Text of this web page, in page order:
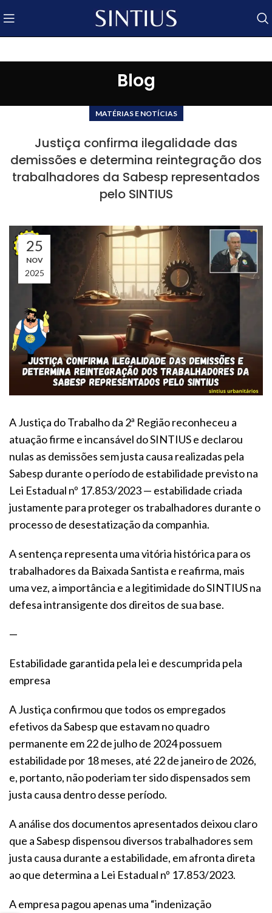
Blog
MATÉRIAS E NOTÍCIAS
Justiça confirma ilegalidade das
demissões e determina reintegração dos
trabalhadores da Sabesp representados
pelo SINTIUS
25
NOV
2025
A Justiça do Trabalho da 2ª Região reconheceu a
atuação firme e incansável do SINTIUS e declarou
nulas as demissões sem justa causa realizadas pela
Sabesp durante o período de estabilidade previsto na
Lei Estadual nº 17.853/2023 — estabilidade criada
justamente para proteger os trabalhadores durante o
processo de desestatização da companhia.
A sentença representa uma vitória histórica para os
trabalhadores da Baixada Santista e reafirma, mais
uma vez, a importância e a legitimidade do SINTIUS na
defesa intransigente dos direitos de sua base.
—
Estabilidade garantida pela lei e descumprida pela
empresa
A Justiça confirmou que todos os empregados
efetivos da Sabesp que estavam no quadro
permanente em 22 de julho de 2024 possuem
estabilidade por 18 meses, até 22 de janeiro de 2026,
e, portanto, não poderiam ter sido dispensados sem
justa causa dentro desse período.
A análise dos documentos apresentados deixou claro
que a Sabesp dispensou diversos trabalhadores sem
justa causa durante a estabilidade, em afronta direta
ao que determina a Lei Estadual nº 17.853/2023.
A empresa pagou apenas uma “indenização